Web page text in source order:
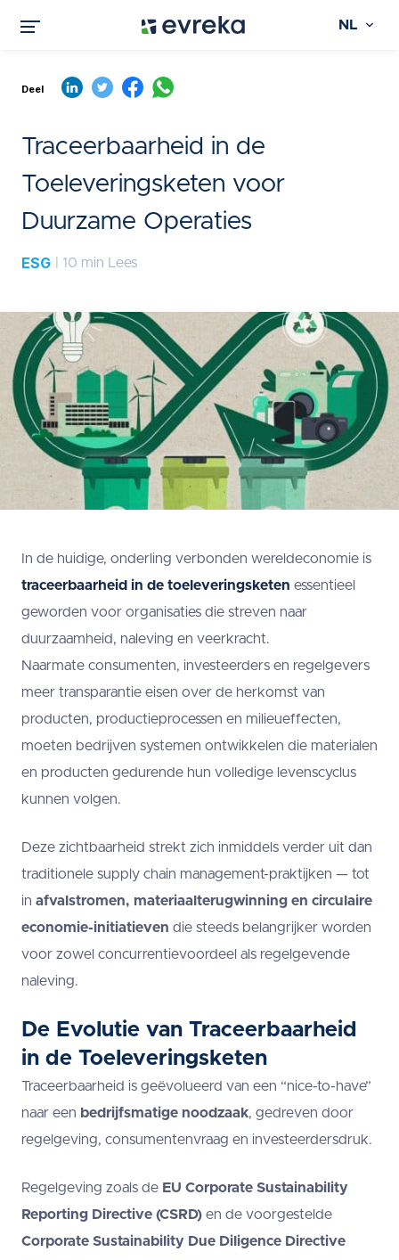
NL
Deel
Traceerbaarheid in de
Toeleveringsketen voor
Duurzame Operaties
ESG | 10 min Lees
In de huidige, onderling verbonden wereldeconomie is
traceerbaarheid in de toeleveringsketen essentieel
geworden voor organisaties die streven naar
duurzaamheid, naleving en veerkracht.
Naarmate consumenten, investeerders en regelgevers
meer transparantie eisen over de herkomst van
producten, productieprocessen en milieueffecten,
moeten bedrijven systemen ontwikkelen die materialen
en producten gedurende hun volledige levenscyclus
kunnen volgen.
Deze zichtbaarheid strekt zich inmiddels verder uit dan
traditionele supply chain management-praktijken — tot
in afvalstromen, materiaalterugwinning en circulaire
economie-initiatieven die steeds belangrijker worden
voor zowel concurrentievoordeel als regelgevende
naleving.
De Evolutie van Traceerbaarheid
in de Toeleveringsketen
Traceerbaarheid is geëvolueerd van een “nice-to-have”
naar een bedrijfsmatige noodzaak, gedreven door
regelgeving, consumentenvraag en investeerdersdruk.
Regelgeving zoals de EU Corporate Sustainability
Reporting Directive (CSRD) en de voorgestelde
Corporate Sustainability Due Diligence Directive